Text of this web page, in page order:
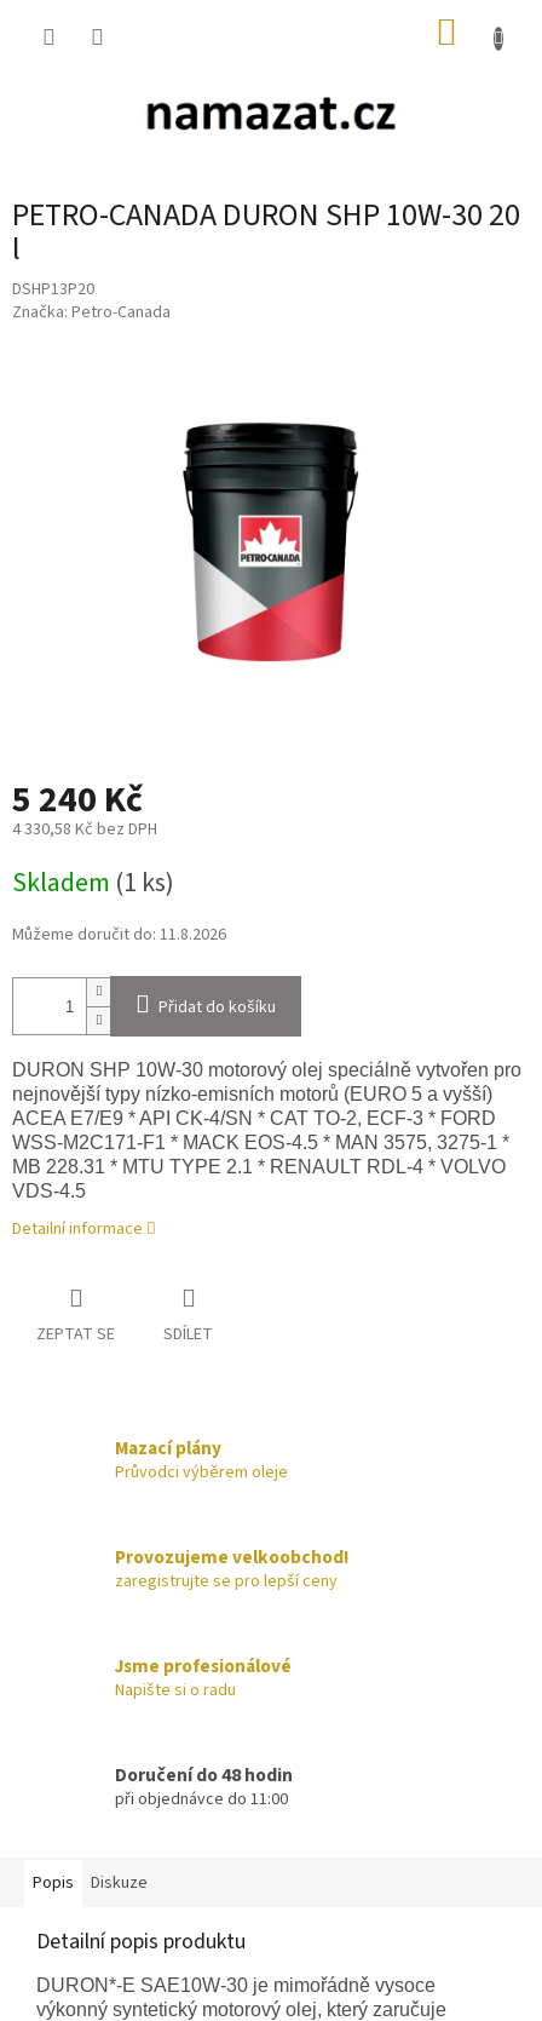
PETRO-CANADA DURON SHP 10W-30 20
l
DSHP13P20
Značka: Petro-Canada
5 240 Kč
4 330,58 Kč bez DPH
cena:
Skladem (1 ks)
Můžeme doručit do: 11.8.2026
Přidat do košíku
DURON SHP 10W-30 motorový olej speciálně vytvořen pro
nejnovější typy nízko-emisních motorů (EURO 5 a vyšší)
ACEA E7/E9 * API CK-4/SN * CAT TO-2, ECF-3 * FORD
WSS-M2C171-F1 * MACK EOS-4.5 * MAN 3575, 3275-1 *
MB 228.31 * MTU TYPE 2.1 * RENAULT RDL-4 * VOLVO
VDS-4.5
Detailní informace
ZEPTAT SE SDÍLET
Mazací plány
Průvodci výběrem oleje
Provozujeme velkoobchod!
zaregistrujte se pro lepší ceny
Jsme profesionálové
Napište si o radu
Doručení do 48 hodin
při objednávce do 11:00
Popis Diskuze
Detailní popis produktu
DURON*-E SAE10W-30 je mimořádně vysoce
výkonný syntetický motorový olej, který zaručuje